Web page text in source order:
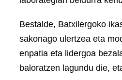
Bestalde, Batxilergoko
sakonago ulertzea eta
enpatia eta lidergoa
baloratzen lagundu die,